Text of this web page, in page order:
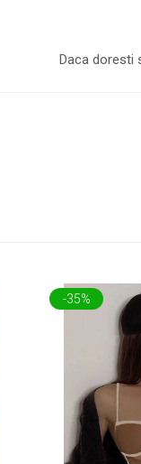
Daca doresti
-35%